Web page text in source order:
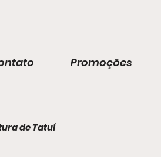
Promoções
de Tatuí